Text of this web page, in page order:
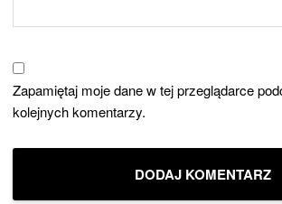
Zapamiętaj moje dane w tej przeglądarce
kolejnych komentarzy.